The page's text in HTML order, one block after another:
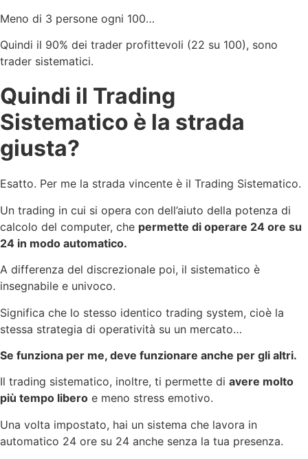
Meno di 3 persone ogni 100…
Quindi il 90% dei trader profittevoli (22 su 100), sono
trader sistematici.
Quindi il Trading
Sistematico è la strada
giusta?
Esatto. Per me la strada vincente è il Trading Sistematico.
Un trading in cui si opera con dell’aiuto della potenza di
calcolo del computer, che permette di operare 24 ore su
24 in modo automatico.
A differenza del discrezionale poi, il sistematico è
insegnabile e univoco.
Significa che lo stesso identico trading system, cioè la
stessa strategia di operatività su un mercato…
Se funziona per me, deve funzionare anche per gli altri.
Il trading sistematico, inoltre, ti permette di avere molto
più tempo libero e meno stress emotivo.
Una volta impostato, hai un sistema che lavora in
automatico 24 ore su 24 anche senza la tua presenza.